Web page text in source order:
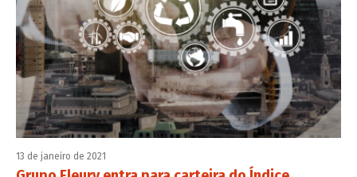
13 de janeiro de 2021